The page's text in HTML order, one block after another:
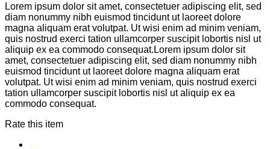
Lorem ipsum dolor sit amet, consectetuer adipiscing elit, sed
diam nonummy nibh euismod tincidunt ut laoreet dolore
magna aliquam erat volutpat. Ut wisi enim ad minim veniam,
quis nostrud exerci tation ullamcorper suscipit lobortis nisl ut
aliquip ex ea commodo consequat.Lorem ipsum dolor sit
amet, consectetuer adipiscing elit, sed diam nonummy nibh
euismod tincidunt ut laoreet dolore magna aliquam erat
volutpat. Ut wisi enim ad minim veniam, quis nostrud exerci
tation ullamcorper suscipit lobortis nisl ut aliquip ex ea
commodo consequat.
Rate this item